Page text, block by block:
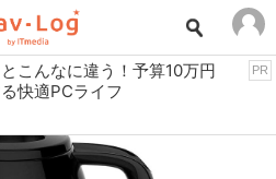
アウトドア用品
おもちゃ・ホビー
とこんなに違う！予算10万円
快適PCライフ
PR